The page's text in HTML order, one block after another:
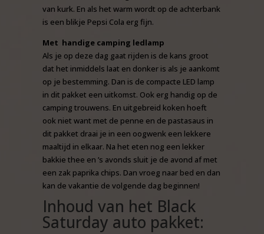
van kurk. En als het warm wordt op de achterbank
is een blikje Pepsi Cola erg fijn.
Met handige camping ledlamp
Als je op deze dag gaat rijden is de kans groot
dat het inmiddels laat en donker is als je aankomt
op je bestemming. Dan is de compacte LED lamp
in dit pakket een uitkomst. Ook erg handig op de
camping trouwens. En uitgebreid koken hoeft
ook niet want met de penne en de pastasaus in
dit pakket draai je in een oogwenk een lekkere
maaltijd in elkaar. Na het eten nog een lekker
bakkie thee en ’s avonds sluit je de avond af met
een zak paprika chips. Dan vroeg naar bed en dan
kan de vakantie de volgende dag beginnen!
Inhoud van het Black
Saturday auto pakket: